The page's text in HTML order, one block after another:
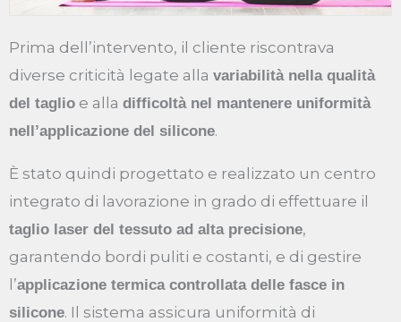
Prima dell’intervento, il cliente riscontrava
diverse criticità legate alla variabilità nella qualità
del taglio e alla difficoltà nel mantenere uniformità
nell’applicazione del silicone.
È stato quindi progettato e realizzato un centro
integrato di lavorazione in grado di effettuare il
taglio laser del tessuto ad alta precisione,
garantendo bordi puliti e costanti, e di gestire
l’applicazione termica controllata delle fasce in
silicone. Il sistema assicura uniformità di